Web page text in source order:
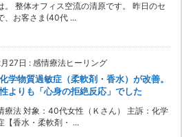
。 整体オフィス空流の清原です。 昨日のセ
、お客さま(40代 ...
27日 : 感情療法ヒーリング
化学物質過敏症（柔軟剤・香水）が改善。
よりも「心身の拒絶反応」でした
療法 対象：40代女性（Ｋさん） 主訴：化学
【香水・柔軟剤・ ...